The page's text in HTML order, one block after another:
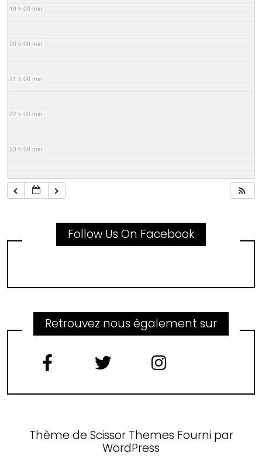
19 h 00 min
20 h 00 min
21 h 00 min
22 h 00 min
23 h 00 min
Follow Us On Facebook
Retrouvez nous également sur
Thème de Scissor Themes Fourni par
WordPress